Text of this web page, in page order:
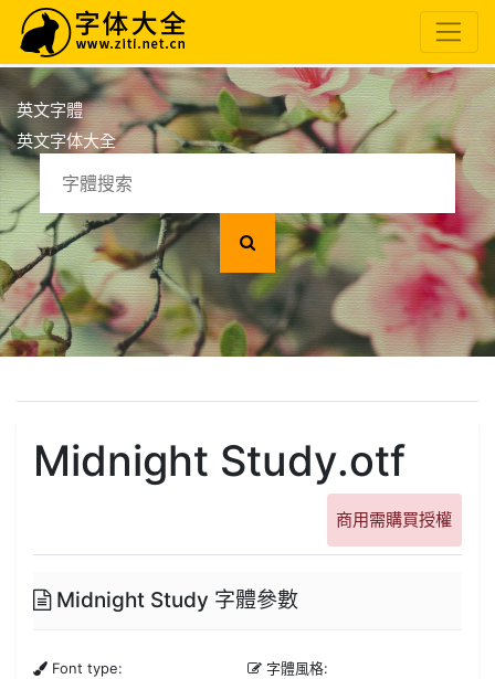
英文字體
英文字体大全
Midnight Study.otf
商用需購買授權
Midnight Study 字體參數
Font type: 字體風格: